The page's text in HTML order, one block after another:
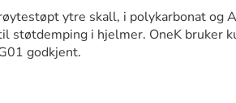
ytre skall, i polykarbonat og
støtdemping i hjelmer. OneK bruker
godkjent.